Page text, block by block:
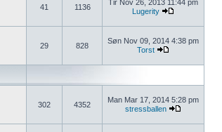
41 1136
Tir Nov 26, 2013 11:44 pm
Lugerity
29 828
Søn Nov 09, 2014 4:38 pm
Torst
302 4352
Man Mar 17, 2014 5:28 pm
stressballen